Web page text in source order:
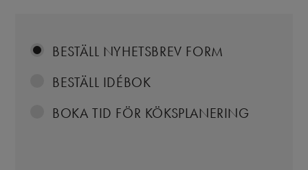
BESTÄLL NYHETSBREV FORM
BESTÄLL IDÉBOK
BOKA TID FÖR KÖKSPLANERING